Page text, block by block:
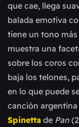
que cae, llega
balada emotiva
tiene un tono
muestra una
sobre los coros
baja los telones,
en lo que puede
canción
Spinetta de Pan